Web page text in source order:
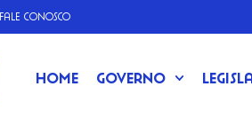
Fale Conosco
Home Governo